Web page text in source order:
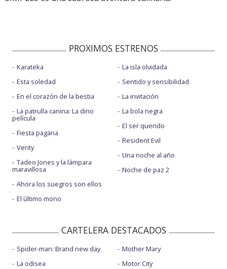
PROXIMOS ESTRENOS
Karateka
Esta soledad
En el corazón de la bestia
La patrulla canina: La dino
película
Fiesta pagäna
Verity
Tadeo Jones y la lámpara
maravillosa
Ahora los suegros son ellos
El último mono
La isla olvidada
Sentido y sensibilidad
La invitación
La bola negra
El ser querido
Resident Evil
Una noche al año
Noche de paz 2
CARTELERA DESTACADOS
Spider-man: Brand new day
La odisea
Mother Mary
Motor City